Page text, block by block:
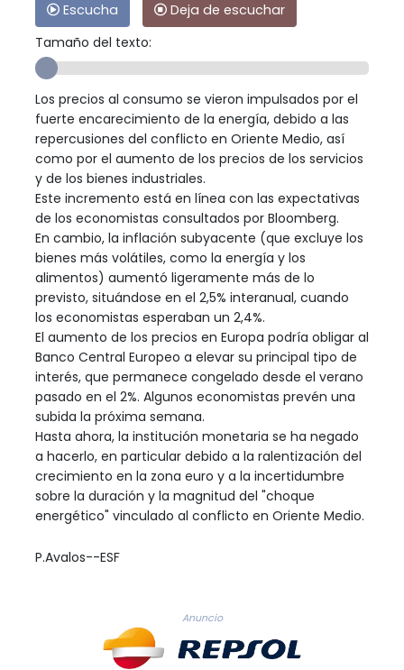
Escucha
Deja de escuchar
Tamaño del texto:
Los precios al consumo se vieron impulsados por el
fuerte encarecimiento de la energía, debido a las
repercusiones del conflicto en Oriente Medio, así
como por el aumento de los precios de los servicios
y de los bienes industriales.
Este incremento está en línea con las expectativas
de los economistas consultados por Bloomberg.
En cambio, la inflación subyacente (que excluye los
bienes más volátiles, como la energía y los
alimentos) aumentó ligeramente más de lo
previsto, situándose en el 2,5% interanual, cuando
los economistas esperaban un 2,4%.
El aumento de los precios en Europa podría obligar al
Banco Central Europeo a elevar su principal tipo de
interés, que permanece congelado desde el verano
pasado en el 2%. Algunos economistas prevén una
subida la próxima semana.
Hasta ahora, la institución monetaria se ha negado
a hacerlo, en particular debido a la ralentización del
crecimiento en la zona euro y a la incertidumbre
sobre la duración y la magnitud del "choque
energético" vinculado al conflicto en Oriente Medio.
P.Avalos--ESF
Anuncio